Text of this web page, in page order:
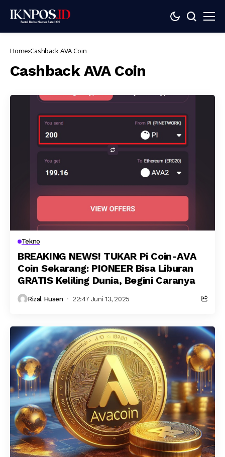
Home Cashback AVA Coin
Cashback AVA Coin
Tekno
BREAKING NEWS! TUKAR Pi Coin-AVA
Coin Sekarang: PIONEER Bisa Liburan
GRATIS Keliling Dunia, Begini Caranya
Rizal Husen 22:47 Juni 13, 2025